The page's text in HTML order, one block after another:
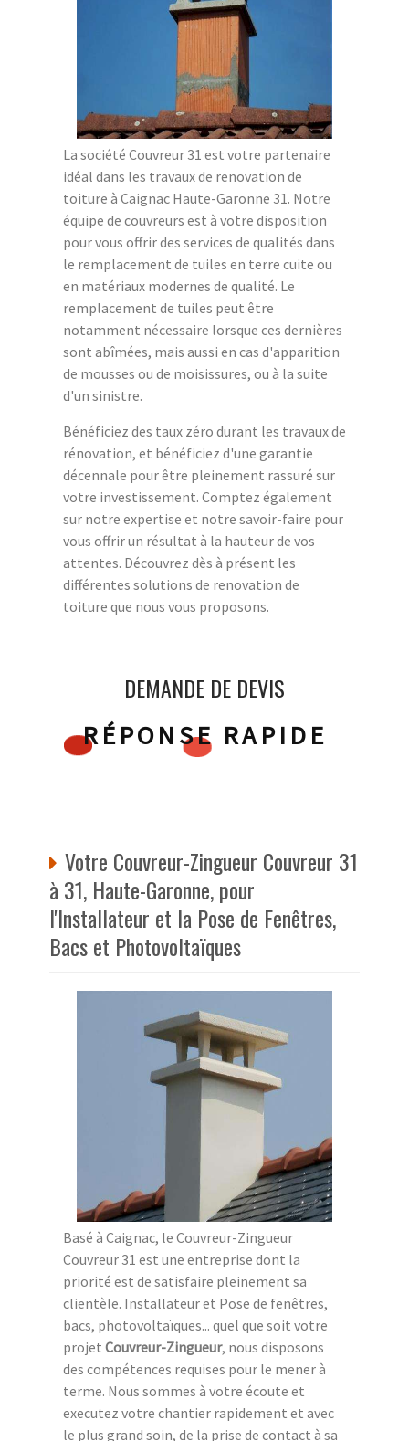
La société Couvreur 31 est votre partenaire
idéal dans les travaux de renovation de
toiture à Caignac Haute-Garonne 31. Notre
équipe de couvreurs est à votre disposition
pour vous offrir des services de qualités dans
le remplacement de tuiles en terre cuite ou
en matériaux modernes de qualité. Le
remplacement de tuiles peut être
notamment nécessaire lorsque ces dernières
sont abîmées, mais aussi en cas d'apparition
de mousses ou de moisissures, ou à la suite
d'un sinistre.
Bénéficiez des taux zéro durant les travaux de
rénovation, et bénéficiez d'une garantie
décennale pour être pleinement rassuré sur
votre investissement. Comptez également
sur notre expertise et notre savoir-faire pour
vous offrir un résultat à la hauteur de vos
attentes. Découvrez dès à présent les
différentes solutions de renovation de
toiture que nous vous proposons.
DEMANDE DE DEVIS
RÉPONSE RAPIDE
Votre Couvreur-Zingueur Couvreur 31
à 31, Haute-Garonne, pour
l'Installateur et la Pose de Fenêtres,
Bacs et Photovoltaïques
Basé à Caignac, le Couvreur-Zingueur
Couvreur 31 est une entreprise dont la
priorité est de satisfaire pleinement sa
clientèle. Installateur et Pose de fenêtres,
bacs, photovoltaïques... quel que soit votre
projet Couvreur-Zingueur, nous disposons
des compétences requises pour le mener à
terme. Nous sommes à votre écoute et
executez votre chantier rapidement et avec
le plus grand soin, de la prise de contact à sa